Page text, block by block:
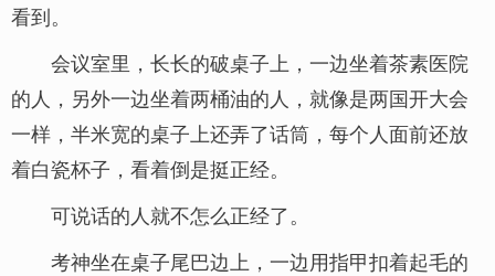
看到。
会议室里，长长的破桌子上，一边坐着茶素医院
的人，另外一边坐着两桶油的人，就像是两国开大会
一样，半米宽的桌子上还弄了话筒，每个人面前还放
着白瓷杯子，看着倒是挺正经。
可说话的人就不怎么正经了。
考神坐在桌子尾巴边上，一边用指甲扣着起毛的